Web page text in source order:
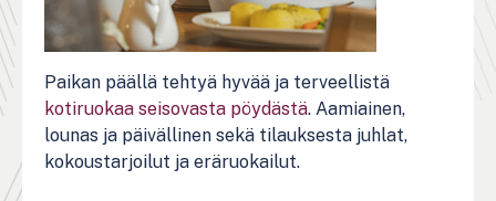
Paikan päällä tehtyä hyvää ja terveellistä
kotiruokaa seisovasta pöydästä. Aamiainen,
lounas ja päivällinen sekä tilauksesta juhlat,
kokoustarjoilut ja eräruokailut.